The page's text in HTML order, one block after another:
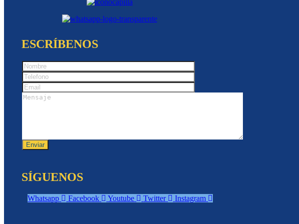
ESCRÍBENOS
SÍGUENOS
Whatsapp Facebook Youtube Twitter Instagram